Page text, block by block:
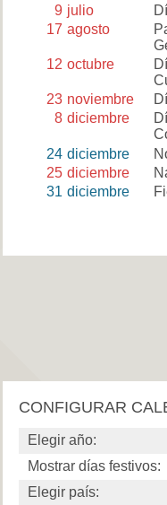
9 julio
17 agosto
12 octubre
23 noviembre
8 diciembre
24 diciembre
25 diciembre
31 diciembre
CONFIGURAR
Elegir año:
Mostrar días festivos:
Elegir país: